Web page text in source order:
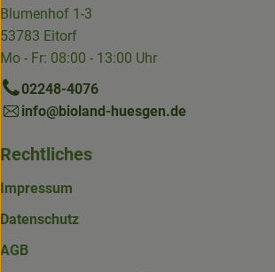
Blumenhof 1-3
53783 Eitorf
Mo - Fr: 08:00 - 13:00 Uhr
02248-4076
info@bioland-huesgen.de
Rechtliches
Impressum
Datenschutz
AGB